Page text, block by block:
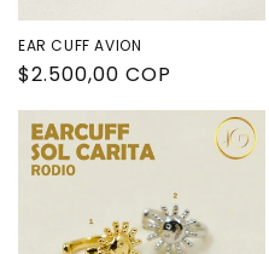
EAR CUFF AVION
Precio
habitual
$2.500,00 COP